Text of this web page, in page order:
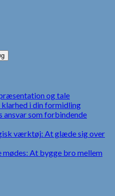
og tale
i din formidling
som forbindende
værktøj: At glæde sig over
At bygge bro mellem